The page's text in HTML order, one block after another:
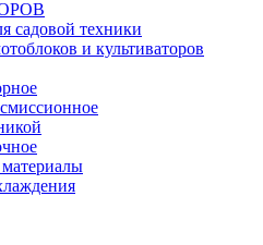
садовой техники
и культиваторов